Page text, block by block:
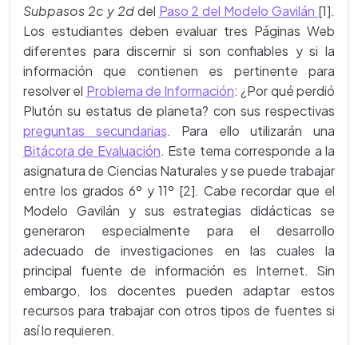
Subpasos 2c y 2ddel Paso 2 del Modelo Gavilán [1].
Los estudiantes deben evaluar tres Páginas Web
diferentes para discernir si son confiables y si la
información que contienen es pertinente para
resolver el Problema de Información: ¿Por qué perdió
Plutón su estatus de planeta? con sus respectivas
preguntas secundarias. Para ello utilizarán una
Bitácora de Evaluación. Este tema corresponde a la
asignatura de Ciencias Naturales y se puede trabajar
entre los grados 6º y 11º [2]. Cabe recordar que el
Modelo Gavilán y sus estrategias didácticas se
generaron especialmente para el desarrollo
adecuado de investigaciones en las cuales la
principal fuente de información es Internet. Sin
embargo, los docentes pueden adaptar estos
recursos para trabajar con otros tipos de fuentes si
así lo requieren.